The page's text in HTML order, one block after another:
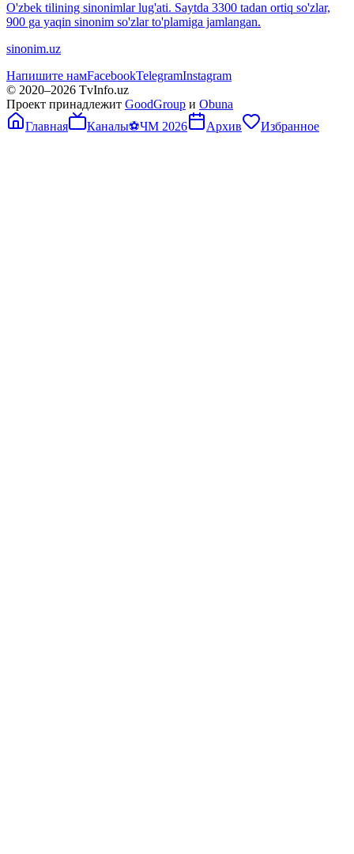
O'zbek tilining sinonimlar lug'ati. Saytda 3300 tadan ortiq so'zlar,
900 ga yaqin sinonim so'zlar to'plamiga jamlangan.
sinonim.uz
Напишите намFacebookTelegramInstagram
© 2020–2026 TvInfo.uz
Проект принадлежит GoodGroup и Obuna
Главная
Каналы⚽ЧМ 2026 Архив Избранное